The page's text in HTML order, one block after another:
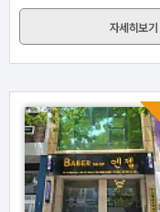
자세히보기